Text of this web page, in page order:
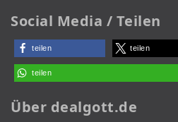
Social Media / Teilen
teilen teilen
teilen
Über dealgott.de